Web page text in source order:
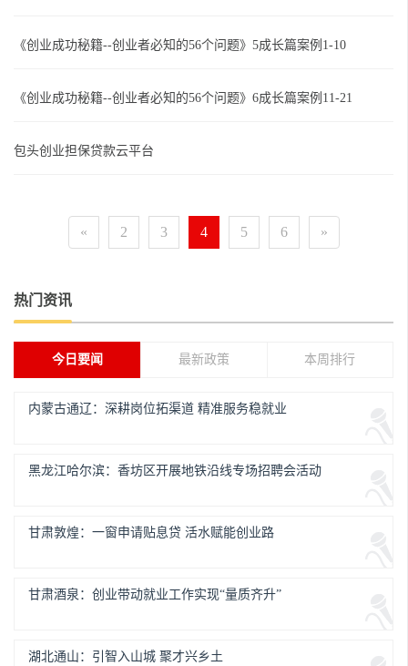
《创业成功秘籍--创业者必知的56个问题》5成长篇案例1-10
《创业成功秘籍--创业者必知的56个问题》6成长篇案例11-21
包头创业担保贷款云平台
« 2 3 4 5 6 »
热门资讯
今日要闻 最新政策 本周排行
内蒙古通辽：深耕岗位拓渠道 精准服务稳就业
黑龙江哈尔滨：香坊区开展地铁沿线专场招聘会活动
甘肃敦煌：一窗申请贴息贷 活水赋能创业路
甘肃酒泉：创业带动就业工作实现“量质齐升”
湖北通山：引智入山城 聚才兴乡土